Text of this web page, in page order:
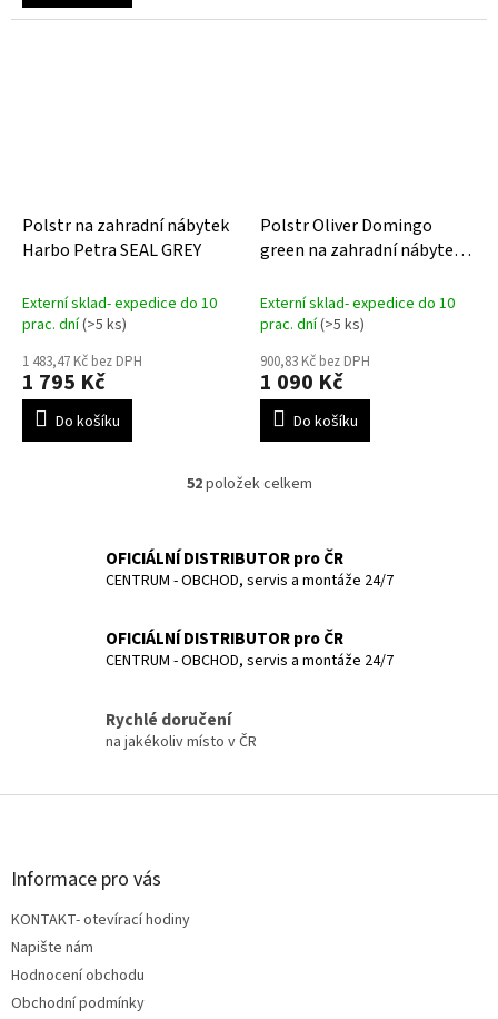
Polstr na zahradní nábytek
Harbo Petra SEAL GREY
Externí sklad- expedice do 10
prac. dní(>5 ks)
1 483,47 Kč bez DPH
1 795 Kč
Do košíku
Polstr Oliver Domingo
green na zahradní nábytek z
Externí sklad- expedice do 10
prac. dní(>5 ks)
900,83 Kč bez DPH
1 090 Kč
Do košíku
O
á
d
í
p
y
ý
52položek celkem
OFICIÁLNÍ DISTRIBUTOR pro ČR
CENTRUM - OBCHOD, servis a montáže 24/7
OFICIÁLNÍ DISTRIBUTOR pro ČR
CENTRUM - OBCHOD, servis a montáže 24/7
Rychlé doručení
na jakékoliv místo v ČR
Z
Informace pro vás
KONTAKT- otevírací hodiny
Napište nám
Hodnocení obchodu
Obchodní podmínky